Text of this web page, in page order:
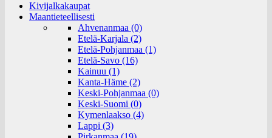
Kivijalkakaupat
Maantieteellisesti
Ahvenanmaa (0)
Etelä-Karjala (2)
Etelä-Pohjanmaa (1)
Etelä-Savo (16)
Kainuu (1)
Kanta-Häme (2)
Keski-Pohjanmaa (0)
Keski-Suomi (0)
Kymenlaakso (4)
Lappi (3)